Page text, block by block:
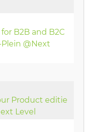
B2B and B2C
@Next
Product editie
Level